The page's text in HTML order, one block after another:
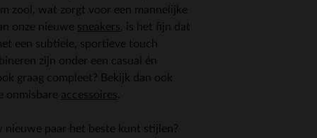
zool, wat zorgt voor een mannelijke
onze nieuwe sneakers, is het fijn dat
een subtiele, sportieve touch
zijn onder een casual én
graag compleet? Bekijk dan ook
onmisbare accessoires.
nieuwe paar het beste kunt stijlen?